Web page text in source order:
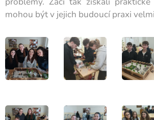
mohou být v jejich budoucí praxi